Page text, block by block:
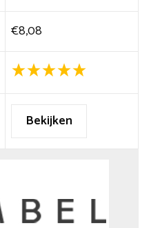
€8,08
Bekijken